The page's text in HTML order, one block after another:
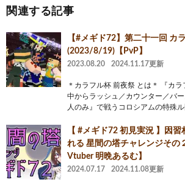
関連する記事
【#メギド72】第二十一回 カ
(2023/8/19)【PvP】
2023.08.20 2024.11.17更新
＊カラフル杯 前夜祭 とは＊ 『カ
中からラッシュ／カウンター／バ
人のみ』で戦うコロシアムの特殊
【 #メギド72 初見実況 】因
れる 星間の塔チャレンジその
Vtuber 明晩あるむ】
2024.07.17 2024.11.08更新